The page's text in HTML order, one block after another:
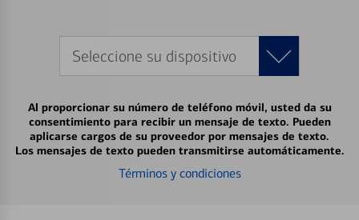
Seleccione su dispositivo
Al proporcionar su número de teléfono móvil, usted da su
consentimiento para recibir un mensaje de texto. Pueden
aplicarse cargos de su proveedor por mensajes de texto.
Los mensajes de texto pueden transmitirse automáticamente.
Términos y condiciones